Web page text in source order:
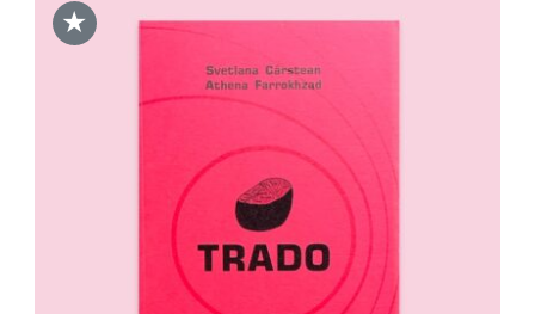
★
DODAJ DO KOSZYKA / SZCZEGÓŁY